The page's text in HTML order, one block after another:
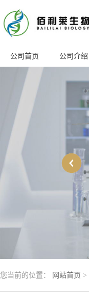
公司首页 公司介绍
您当前的位置： 网站首页 >